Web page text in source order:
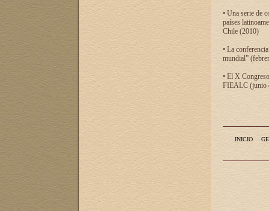
• Una serie de
países
Chile (2010)
• La
mundial”
• El X
FIEALC (junio
INICIO